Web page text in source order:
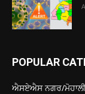
POPULAR
ਐਸਏਐਸ ਨਗਰ/ਮੋਹਾਲੀ